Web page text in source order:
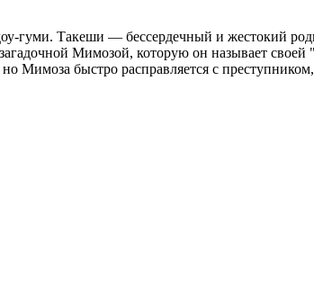
Такеши — бессердечный и жестокий
Мимозой, которую он называет
Мимоза быстро расправляется с